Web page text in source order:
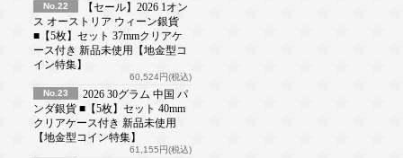
No.22
【セール】2026 1オン
ス オーストリア ウィーン銀貨
■【5枚】セット 37mmクリアケ
ース付き 新品未使用【地金型コ
イン特集】
60,524円(税込)
No.23
2026 30グラム 中国 パ
ンダ銀貨 ■【5枚】セット 40mm
クリアケース付き 新品未使用
【地金型コイン特集】
61,155円(税込)